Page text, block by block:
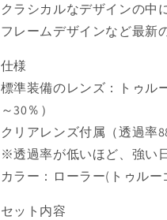
ラ
ー)
数
量
を
減
ら
す
ラ
ー)
量
増
や
す
クラシカルなデザインの中
フレームデザインなど最新
仕様
標準装備のレンズ：トゥル
～30％）
クリアレンズ付属（透過率
※透過率が低いほど、強い
カラー：ローラー(トゥル
セット内容